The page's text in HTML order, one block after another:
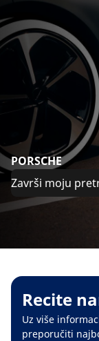
PORSCHE
Završi moju
Recite
Uz više
preporučiti